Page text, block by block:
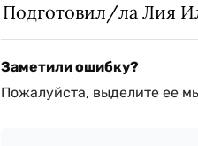
Подготовил/ла Лия
Заметили ошибку?
Пожалуйста, выделите ее